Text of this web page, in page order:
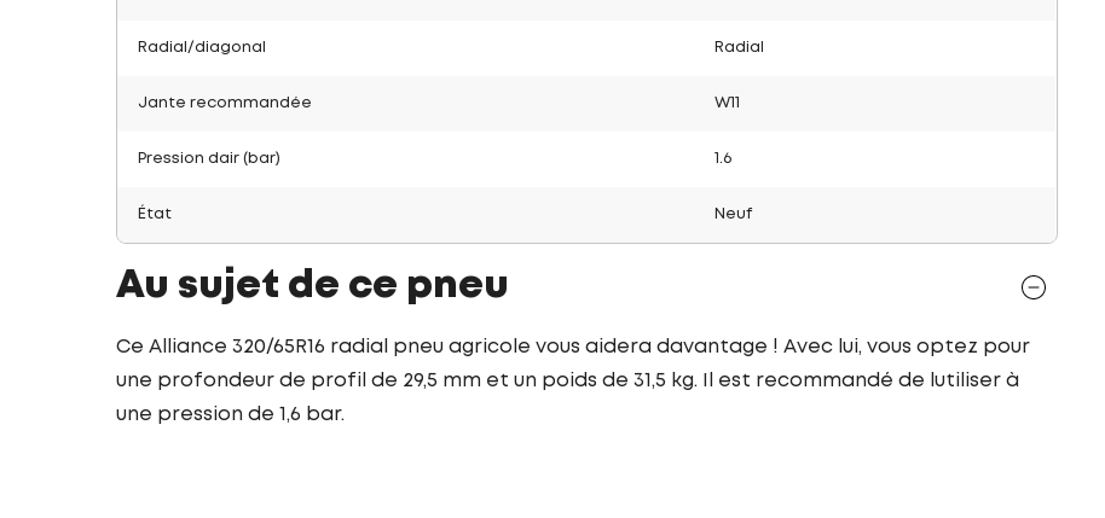
Radial/diagonal Radial
Jante recommandée W11
Pression dair (bar) 1.6
État Neuf
Au sujet de ce pneu
Ce Alliance 320/65R16 radial pneu agricole vous aidera davantage ! Avec lui, vous optez pour
une profondeur de profil de 29,5 mm et un poids de 31,5 kg. Il est recommandé de lutiliser à
une pression de 1,6 bar.